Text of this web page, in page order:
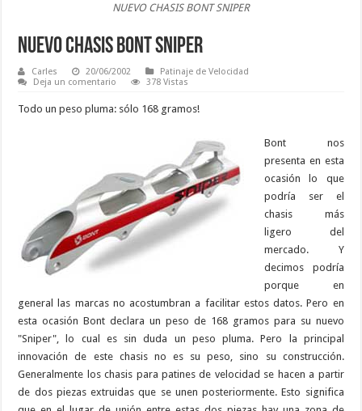
NUEVO CHASIS BONT SNIPER
NUEVO CHASIS BONT SNIPER
Carles 20/06/2002
Patinaje de Velocidad
Deja un comentario
378 Vistas
Todo un peso pluma: sólo 168 gramos!
Bont nos
presenta en esta
ocasión lo que
podría ser el
chasis más
ligero del
mercado. Y
decimos podría
porque en
general las marcas no acostumbran a facilitar estos datos. Pero en
esta ocasión Bont declara un peso de 168 gramos para su nuevo
"Sniper", lo cual es sin duda un peso pluma. Pero la principal
innovación de este chasis no es su peso, sino su construcción.
Generalmente los chasis para patines de velocidad se hacen a partir
de dos piezas extruidas que se unen posteriormente. Esto significa